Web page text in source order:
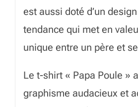
est aussi doté d’un
tendance qui met en
unique entre un père et
Le t-shirt « Papa Poule »
graphisme audacieux et